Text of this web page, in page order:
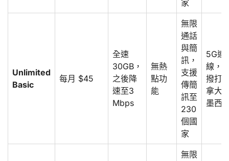
家
Unlimited
Basic
每月 $45
全速
30GB，
之後降
速至3
Mbps
無熱
點功
能
無限
通話
與簡
訊，
支援
傳簡
訊至
230
個國
家
5G連
線，
撥打
拿大
墨西
無限